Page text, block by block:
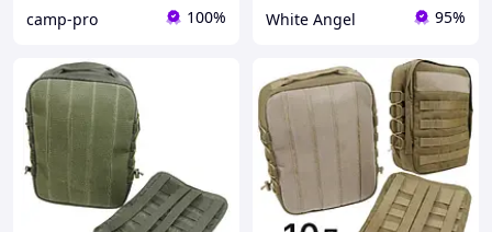
camp-pro 100% White Angel 95%